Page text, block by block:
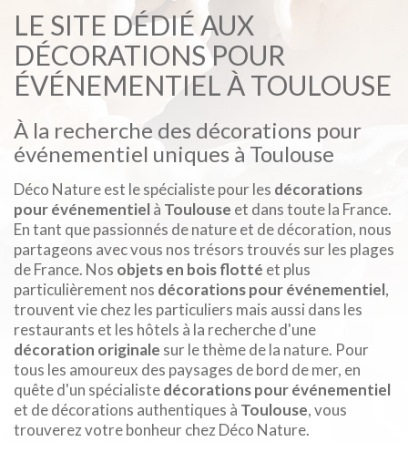
LE SITE DÉDIÉ AUX
DÉCORATIONS POUR
ÉVÉNEMENTIEL À TOULOUSE
À la recherche des décorations pour
événementiel uniques à Toulouse
Déco Nature est le spécialiste pour les décorations
pour événementielà Toulouse et dans toute la France.
En tant que passionnés de nature et de décoration, nous
partageons avec vous nos trésors trouvés sur les plages
de France. Nos objets en bois flotté et plus
particulièrement nos décorations pour événementiel,
trouvent vie chez les particuliers mais aussi dans les
restaurants et les hôtels à la recherche d'une
décoration originale sur le thème de la nature. Pour
tous les amoureux des paysages de bord de mer, en
quête d'un spécialistedécorations pour événementiel
et de décorations authentiques à Toulouse, vous
trouverez votre bonheur chez Déco Nature.